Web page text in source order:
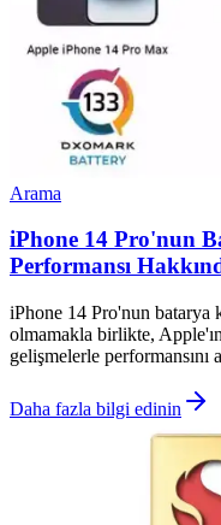
Arama
iPhone 14 Pro'nun
Performansı
iPhone 14 Pro'nun batarya
olmamakla birlikte,
gelişmelerle performansını
Daha fazla bilgi edinin